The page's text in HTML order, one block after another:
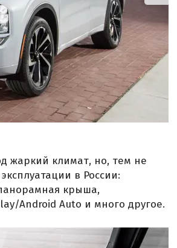
жаркий климат, но, тем не
в России:
крыша,
Android Auto и много другое.